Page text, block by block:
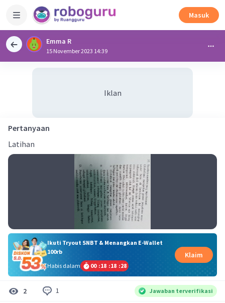
Masuk
Emma R
15 November 2023 14:39
Iklan
Pertanyaan
Latihan
Ikuti Tryout SNBT & Menangkan E-Wallet
100rb
Habis dalam
00 :18 :18 :28
Klaim
2 1 Jawaban terverifikasi